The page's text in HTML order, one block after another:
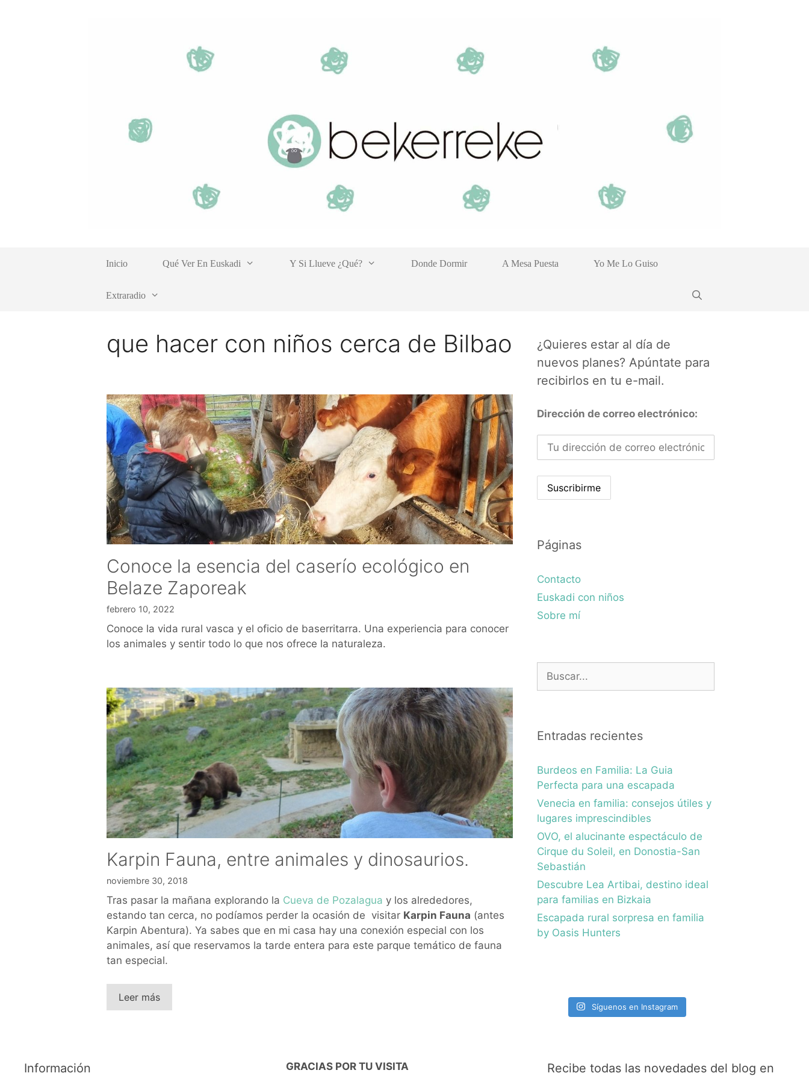
Inicio Qué Ver En Euskadi Y Si Llueve ¿qué? Donde Dormir A Mesa Puesta Yo Me Lo Guiso
Extraradio
que hacer con niños cerca de Bilbao
Conoce la esencia del caserío ecológico en
Belaze Zaporeak
febrero 10, 2022
Conoce la vida rural vasca y el oficio de baserritarra. Una experiencia para conocer
los animales y sentir todo lo que nos ofrece la naturaleza.
Karpin Fauna, entre animales y dinosaurios.
noviembre 30, 2018
Tras pasar la mañana explorando la Cueva de Pozalagua y los alrededores,
estando tan cerca, no podíamos perder la ocasión de visitar Karpin Fauna (antes
Karpin Abentura). Ya sabes que en mi casa hay una conexión especial con los
animales, así que reservamos la tarde entera para este parque temático de fauna
tan especial.
Leer más
¿Quieres estar al día de
nuevos planes? Apúntate para
recibirlos en tu e-mail.
Dirección de correo electrónico:
Páginas
Contacto
Euskadi con niños
Sobre mí
Entradas recientes
Burdeos en Familia: La Guia
Perfecta para una escapada
Venecia en familia: consejos útiles y
lugares imprescindibles
OVO, el alucinante espectáculo de
Cirque du Soleil, en Donostia-San
Sebastián
Descubre Lea Artibai, destino ideal
para familias en Bizkaia
Escapada rural sorpresa en familia
by Oasis Hunters
Síguenos en Instagram
Información GRACIAS POR TU VISITA
Recibe todas las novedades del blog en